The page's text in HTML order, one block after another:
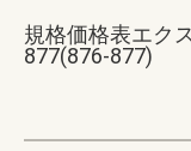
規格価格表エク
877(876-877)